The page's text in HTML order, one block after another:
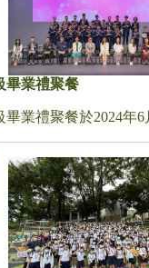
畢業禮聚餐
業禮聚餐於2024年